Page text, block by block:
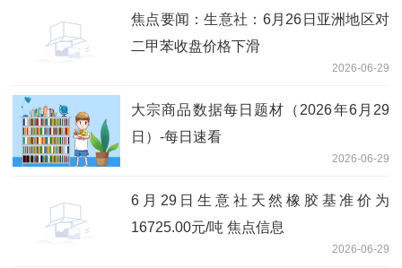
焦点要闻：生意社：6月26日亚洲地区对
二甲苯收盘价格下滑
2026-06-29
大宗商品数据每日题材（2026年6月29
日）​-每日速看
2026-06-29
6月29日生意社天然橡胶基准价为
16725.00元/吨 焦点信息
2026-06-29